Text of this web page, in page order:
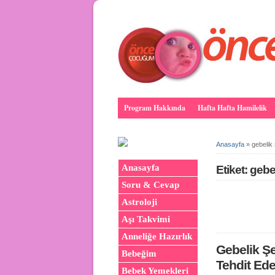
Program Hakkında Hafta Hafta Hamilelik
Anasayfa »gebelik
Etiket:
Gebelik
Tehdit
Anasayfa
Soru & Cevap
Astroloji
Aşı Takvimi
Anneliğe Hazırlık
Bebeğim
Bebek Yemekleri